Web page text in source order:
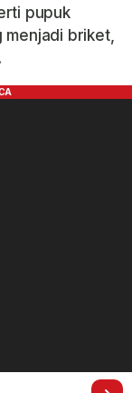
pupuk
menjadi briket,